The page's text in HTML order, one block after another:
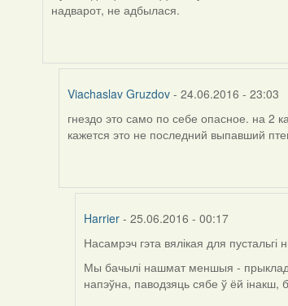
by
надварот, не адбылася.
Viachaslav Gruzdov - 24.06.2016 - 23:03
In
reply
Harrier
гнездо это само по себе опасное. на 2
кажется это не последний выпавший
Harrier- 25.06.2016 - 00:17
In
reply
to
Насамрэч гэта вялікая для пустальгі
Мы бачылі нашмат меншыя -
напэўна, паводзяць сябе ў ёй інакш,